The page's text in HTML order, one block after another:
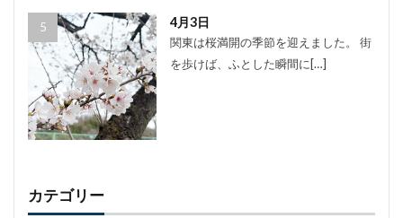
4月3日
関東は桜満開の季節を迎えました。 街
を歩けば、ふとした瞬間に[…]
カテゴリー